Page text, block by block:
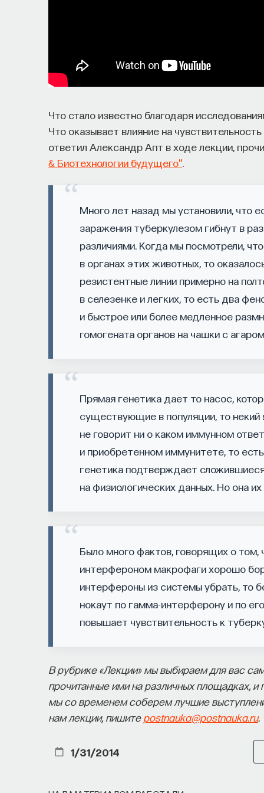
Что стало известно благодаря
Что оказывает влияние на
ответил Александр Апт в ходе лекции,
& Биотехнологии будущего"
Много лет назад мы установили, что
заражения туберкулезом гибнут в
различиями. Когда мы посмотрели,
в органах этих животных, то
резистентные линии примерно на
в селезенке и легких, то есть два
и быстрое или более медленное
гомогената органов на чашки с
Прямая генетика дает то насос,
существующие в популяции, то
не говорит ни о каком иммунном
и приобретенном иммунитете, то
генетика подтверждает
на физиологических данных. Но она
Было много фактов, говорящих о том,
интерфероном макрофаги хорошо
интерфероны из системы убрать, то
нокаут по гамма-интерферону и по
повышает чувствительность к
В рубрике «Лекции» мы выбираем для вас
прочитанные ими на различных площадках,
мы со временем соберем лучшие
нам лекции, пишитеpostnauka@postnauka.ru.
1/31/2014
«Тема кажется простой: мы определяем
работать. Но в реальности с
эффект образования не раскрывается в
тогда все только начинается. Дальше
тем, что получил в университете. Если
образование, речь идет не о нескольких
«Мы выделили четыре идеологии
дисциплинарного знания, где в центре
Вторая — формирование определенного
к сложному мышлению. Третья — развитие
И четвертая — социальная эффективность,
за пределами университета и насколько
выпускника, но сама эта оптика тоже
от того, в какой из этих логик работает
ответы на вопрос о целях образования».
Университет должен строить
«Есть представление о том, что
сложно мыслящего, сложно устроенного
более трудный вопрос: кто вообще
тот смысл, на который он работает? Мне
он хочет создавать, а затем
работает только под заказ, он занимает
есть редкая возможность — мыслить на
на то, как будет мыслить элита, как будет
Знание нельзя просто передать
задание, студент перепоручает его
лишь делает старую проблему совсем уж
схема, в которой преподаватель что-то
попытался пересказать это наизусть, тоже
не передается в готовом виде — оно
может просто хорошо и логично изложить